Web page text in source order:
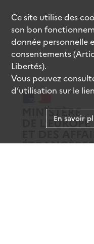
Ce site utilise des
son bon
donnée personnelle
consentements
Libertés).
Vous pouvez
d’utilisation sur le
En savoir